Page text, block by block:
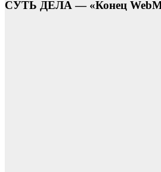
СУТЬ ДЕЛА — «Конец